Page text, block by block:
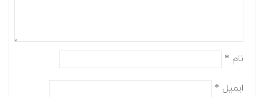
نام *
ایمیل *